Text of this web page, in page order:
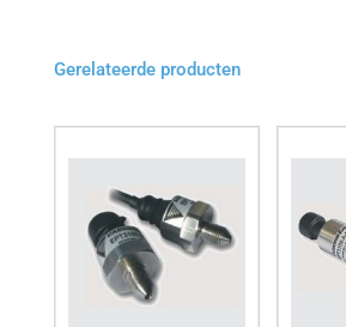
Gerelateerde producten